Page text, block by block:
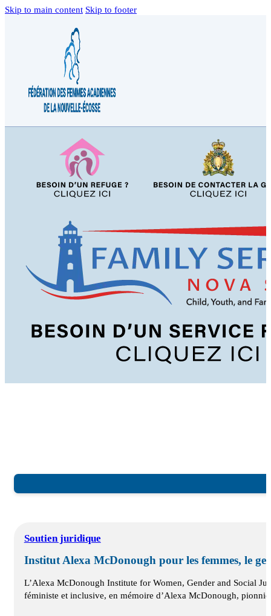
Skip to main content Skip to footer
Soutien juridique
Institut Alexa McDonough pour les femmes, le
L’Alexa McDonough Institute for Women, Gender and Social
féministe et inclusive, en mémoire d’Alexa McDonough,